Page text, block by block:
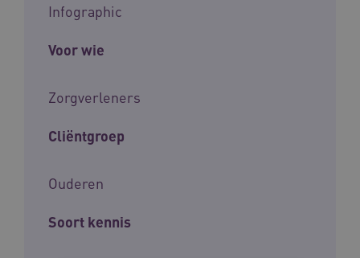
Infographic
Voor wie
Zorgverleners
Cliëntgroep
Ouderen
Soort kennis